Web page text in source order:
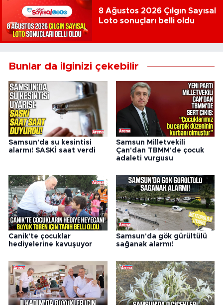
8 Ağustos 2026 Çılgın Sayısal
Loto sonuçları belli oldu
Bunlar da ilginizi çekebilir
Samsun'da su kesintisi
alarmı! SASKİ saat verdi
Samsun Milletvekili
Çan'dan TBMM'de çocuk
adaleti vurgusu
Canik'te çocuklar
hediyelerine kavuşuyor
Samsun'da gök gürültülü
sağanak alarmı!